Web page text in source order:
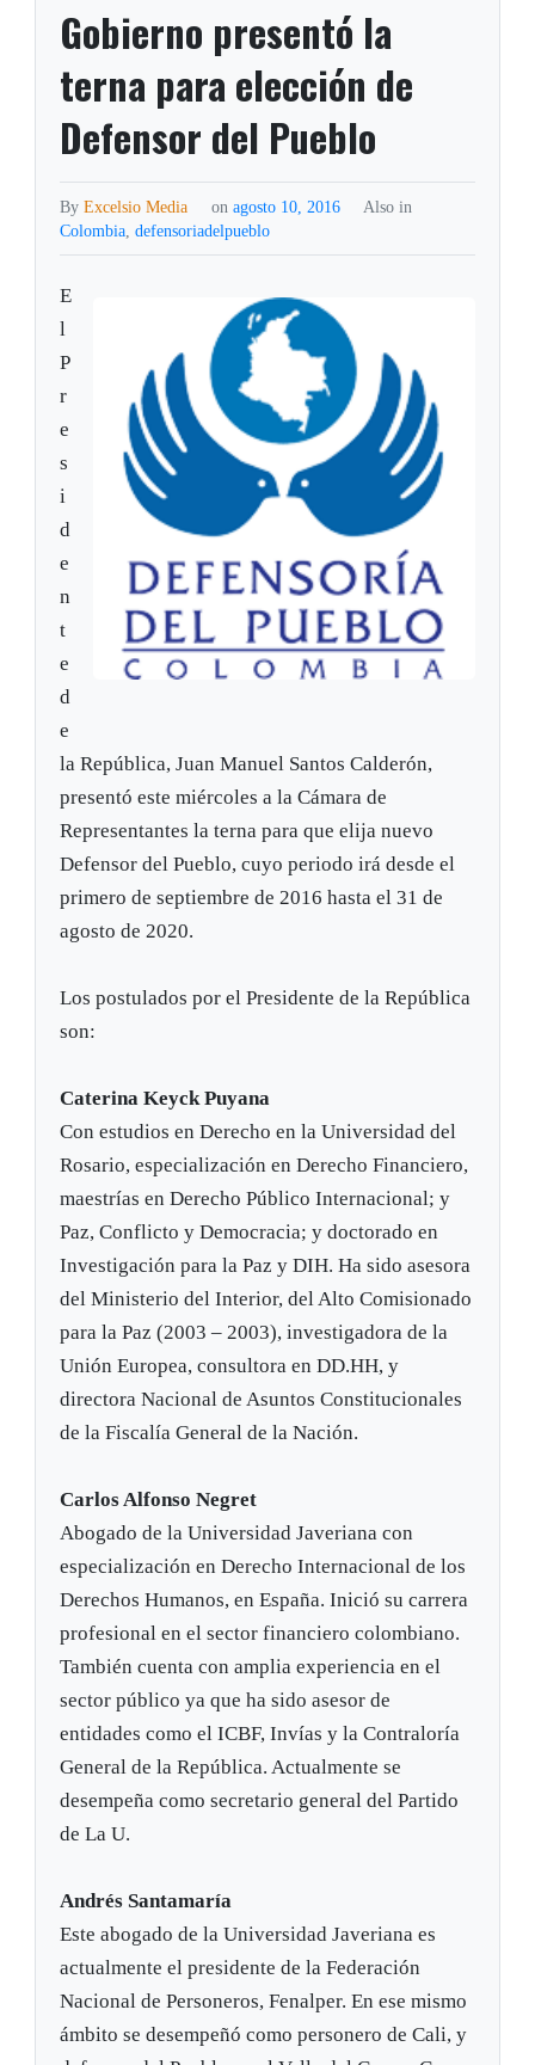
Gobierno presentó la
terna para elección de
Defensor del Pueblo
ByExcelsio Media on agosto 10, 2016
Also in
Colombia,defensoriadelpueblo
E
l
P
r
e
s
i
d
e
n
t
e
d
e
la República, Juan Manuel Santos Calderón,
presentó este miércoles a la Cámara de
Representantes la terna para que elija nuevo
Defensor del Pueblo, cuyo periodo irá desde el
primero de septiembre de 2016 hasta el 31 de
agosto de 2020.
Los postulados por el Presidente de la República
son:
Caterina Keyck Puyana
Con estudios en Derecho en la Universidad del
Rosario, especialización en Derecho Financiero,
maestrías en Derecho Público Internacional; y
Paz, Conflicto y Democracia; y doctorado en
Investigación para la Paz y DIH. Ha sido asesora
del Ministerio del Interior, del Alto Comisionado
para la Paz (2003 – 2003), investigadora de la
Unión Europea, consultora en DD.HH, y
directora Nacional de Asuntos Constitucionales
de la Fiscalía General de la Nación.
Carlos Alfonso Negret
Abogado de la Universidad Javeriana con
especialización en Derecho Internacional de los
Derechos Humanos, en España. Inició su carrera
profesional en el sector financiero colombiano.
También cuenta con amplia experiencia en el
sector público ya que ha sido asesor de
entidades como el ICBF, Invías y la Contraloría
General de la República. Actualmente se
desempeña como secretario general del Partido
de La U.
Andrés Santamaría
Este abogado de la Universidad Javeriana es
actualmente el presidente de la Federación
Nacional de Personeros, Fenalper. En ese mismo
ámbito se desempeñó como personero de Cali, y